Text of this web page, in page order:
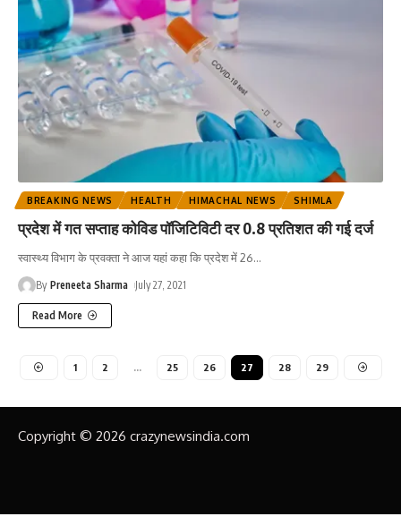
BREAKING NEWS HEALTH HIMACHAL NEWS SHIMLA
प्रदेश में गत सप्ताह कोविड पॉजिटिविटी दर 0.8 प्रतिशत की गई दर्ज
स्वास्थ्य विभाग के प्रवक्ता ने आज यहां कहा कि प्रदेश में 26…
By Preneeta Sharma July 27, 2021
Read More
1 2 … 25 26 27 28 29
Copyright © 2026 crazynewsindia.com